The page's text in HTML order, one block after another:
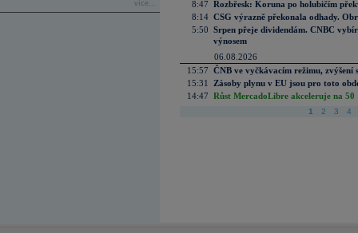
více...
8:47 Rozbřesk: Koruna po holubičím
8:14 CSG výrazně překonala odhady.
5:50 Srpen přeje dividendám. CNBC
výnosem
06.08.2026
15:57 ČNB ve vyčkávacím režimu, zvýšení
15:31
Zásoby plynu v EU jsou pro toto
14:47 Růst MercadoLibre akceleruje na
1 2 3 4